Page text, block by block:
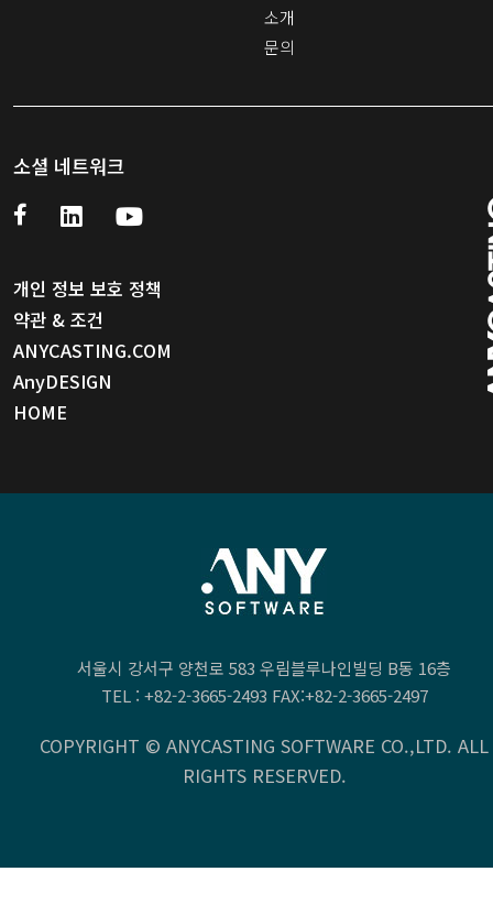
소개
문의
소셜 네트워크
개인 정보 보호 정책
약관 & 조건
ANYCASTING.COM
AnyDESIGN
HOME
서울시 강서구 양천로 583 우림블루나인빌딩 B동 16층
TEL : +82-2-3665-2493 FAX:+82-2-3665-2497
COPYRIGHT © ANYCASTING SOFTWARE CO.,LTD. ALL
RIGHTS RESERVED.